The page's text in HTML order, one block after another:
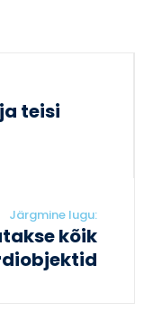
teisi
Järgmine lugu:
kõik